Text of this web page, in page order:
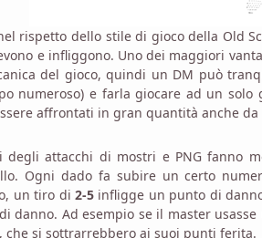
rispetto dello stile di gioco della Old
e infliggono. Uno dei maggiori
del gioco, quindi un DM può
numeroso) e farla giocare ad un solo
affrontati in gran quantità anche
attacchi di mostri e PNG fanno
Ogni dado fa subire un certo
un tiro di 2-5infligge un punto di
Ad esempio se il master
che si sottrarrebbero ai suoi punti ferita.